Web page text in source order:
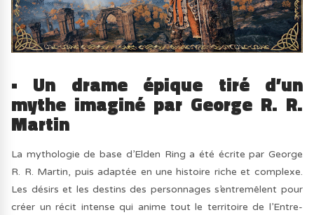
• Un drame épique tiré d’un
mythe imaginé par George R. R.
Martin
La mythologie de base d’Elden Ring a été écrite par George
R. R. Martin, puis adaptée en une histoire riche et complexe.
Les désirs et les destins des personnages s’entremêlent pour
créer un récit intense qui anime tout le territoire de l’Entre-